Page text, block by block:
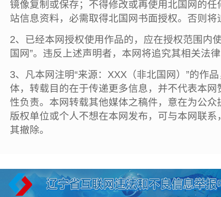
镜像复制或保存；不得修改或再使用北国网的
站信息资料，必需取得北国网书面授权。否则将
2、已经本网授权使用作品的，应在授权范围内
国网”。违反上述声明者，本网将追究其相关法
3、凡本网注明“来源：XXX（非北国网）”的作
体，转载目的在于传递更多信息，并不代表本
性负责。本网转载其他媒体之稿件，意在为公
版权单位或个人不想在本网发布，可与本网联
其撤除。